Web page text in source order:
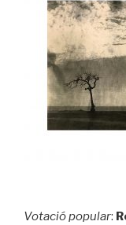
Votació popular: